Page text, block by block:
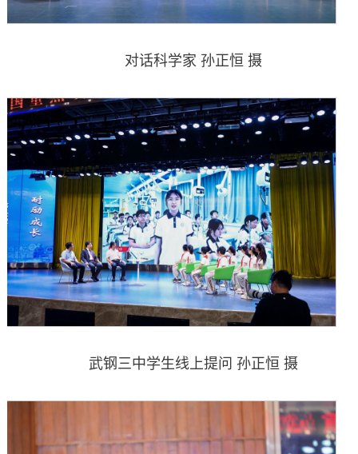
对话科学家 孙正恒 摄
武钢三中学生线上提问 孙正恒 摄